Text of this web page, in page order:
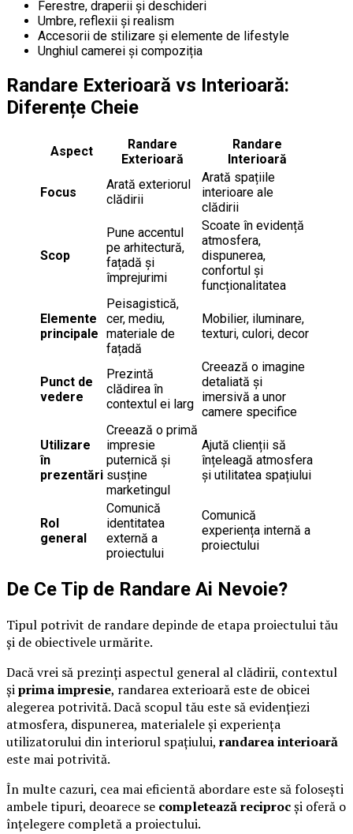
Ferestre, draperii și deschideri
Umbre, reflexii și realism
Accesorii de stilizare și elemente de lifestyle
Unghiul camerei și compoziția
Randare Exterioară vs Interioară:
Diferențe Cheie
Aspect
Randare
Exterioară
Randare
Interioară
Focus
Arată exteriorul
clădirii
Arată spațiile
interioare ale
clădirii
Scop
Pune accentul
pe arhitectură,
fațadă și
împrejurimi
Scoate în evidență
atmosfera,
dispunerea,
confortul și
funcționalitatea
Elemente
principale
Peisagistică,
cer, mediu,
materiale de
fațadă
Mobilier, iluminare,
texturi, culori, decor
Punct de
vedere
Prezintă
clădirea în
contextul ei larg
Creează o imagine
detaliată și
imersivă a unor
camere specifice
Utilizare
în
prezentări
Creează o primă
impresie
puternică și
susține
marketingul
Ajută clienții să
înțeleagă atmosfera
și utilitatea spațiului
Rol
general
Comunică
identitatea
externă a
proiectului
Comunică
experiența internă a
proiectului
De Ce Tip de Randare Ai Nevoie?
Tipul potrivit de randare depinde de etapa proiectului tău
și de obiectivele urmărite.
Dacă vrei să prezinți aspectul general al clădirii, contextul
șiprima impresie, randarea exterioară este de obicei
alegerea potrivită. Dacă scopul tău este să evidențiezi
atmosfera, dispunerea, materialele și experiența
utilizatorului din interiorul spațiului, randarea interioară
este mai potrivită.
În multe cazuri, cea mai eficientă abordare este să folosești
ambele tipuri, deoarece se completează reciprocși oferă o
înțelegere completă a proiectului.